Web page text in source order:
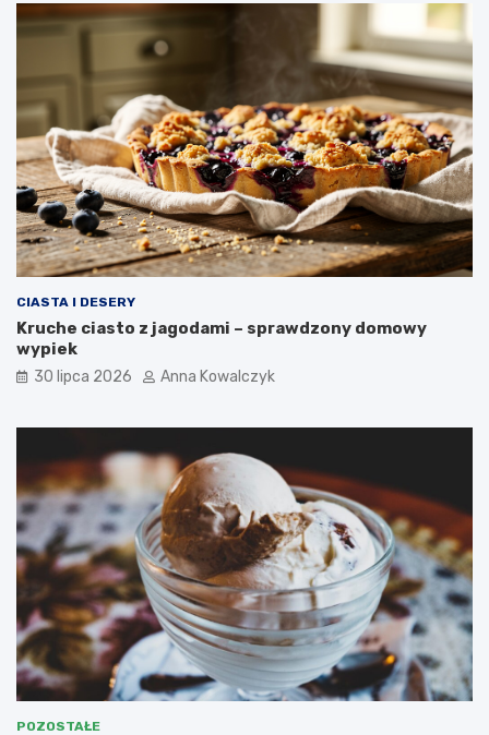
CIASTA I DESERY
Kruche ciasto z jagodami – sprawdzony domowy
wypiek
30 lipca 2026 Anna Kowalczyk
POZOSTAŁE